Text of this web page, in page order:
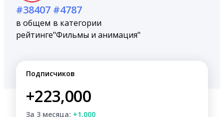
#38407
в общем
рейтинге
#4787
в категории
"Фильмы и анимация"
Подписчиков
+223,000
За 3 месяца: +1,000